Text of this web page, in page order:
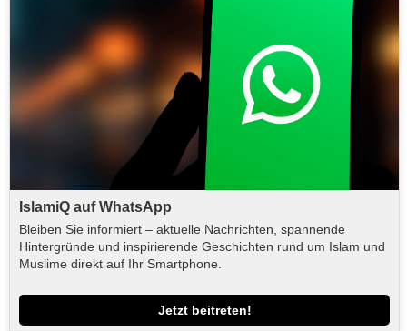
IslamiQ auf WhatsApp
Bleiben Sie informiert – aktuelle Nachrichten, spannende
Hintergründe und inspirierende Geschichten rund um Islam und
Muslime direkt auf Ihr Smartphone.
Jetzt beitreten!